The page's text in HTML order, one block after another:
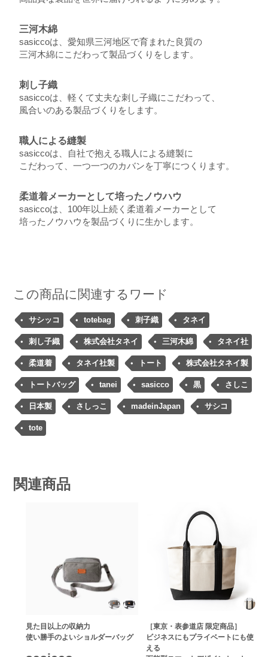
三河木綿
sasiccoは、愛知県三河地区で育まれた良質の
三河木綿にこだわって製品づくりをします。
刺し子織
sasiccoは、軽くて丈夫な刺し子織にこだわって、
風合いのある製品づくりをします。
職人による縫製
sasiccoは、自社で抱える職人による縫製に
こだわって、一つ一つのカバンを丁寧につくります。
柔道着メーカーとして培ったノウハウ
sasiccoは、100年以上続く柔道着メーカーとして
培ったノウハウを製品づくりに生かします。
この商品に関連するワード
サシッコ totebag 刺子織 タネイ
刺し子織 株式会社タネイ 三河木綿 タネイ社
柔道着 タネイ社製 トート 株式会社タネイ製
トートバッグ tanei sasicco 黒 さしこ
日本製 さしっこ madeinJapan サシコ
tote
関連商品
見た目以上の収納力
使い勝手のよいショルダーバッグ
［東京・表参道店 限定商品］
ビジネスにもプライベートにも使
える